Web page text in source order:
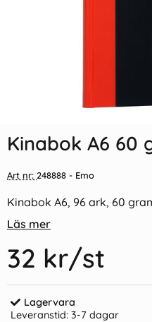
Indexflikar och Frixion clicker
55 kr/st
Kinabok A6 60
Art nr: 248888 - Emo
Kinabok A6, 96 ark, 60
Läs mer
32 kr/st
Lagervara
Leveranstid: 3-7 dagar